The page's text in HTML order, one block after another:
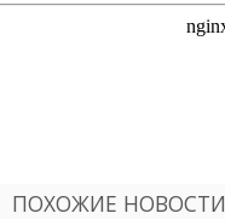
ПОХОЖИЕ НОВОСТИ